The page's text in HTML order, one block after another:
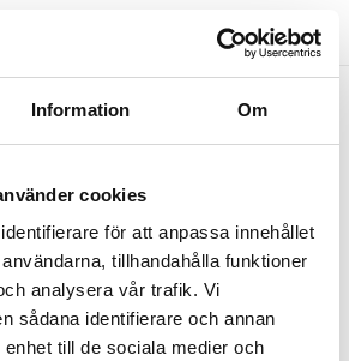
Information Om
cookies
för att anpassa innehållet
tillhandahålla funktioner
analysera vår trafik. Vi
sådana identifierare och annan
till de sociala medier och
till
och rum